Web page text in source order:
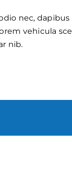
nec, dapibus
vehicula
nib.